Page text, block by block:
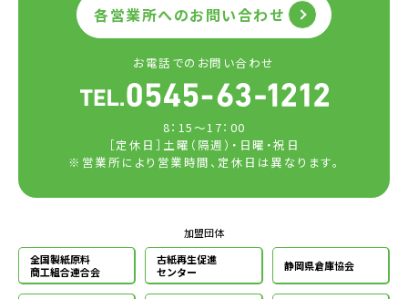
各営業所へのお問い合わせ
お電話でのお問い合わせ
8：15～17：00
［定休日］土曜（隔週）・日曜・祝日
※営業所により営業時間、定休日は異なります。
加盟団体
全国製紙原料
商工組合連合会
古紙再生促進
センター
静岡県倉庫協会